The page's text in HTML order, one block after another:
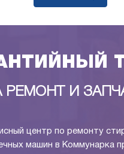
РЕМОНТ И
центр по ремонту
машин в Коммунарка